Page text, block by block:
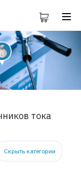
тока
Скрыть категории